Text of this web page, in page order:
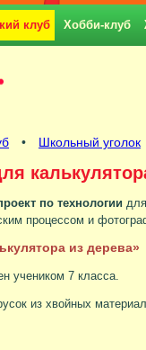
клуб Хобби-клуб
• Школьный уголок
по технологии
процессом и
из дерева»
учеником 7 класса.
из хвойных